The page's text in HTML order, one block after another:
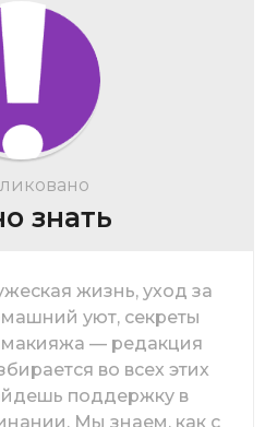
знать
жизнь, уход за
уют, секреты
макияжа — редакция
во всех этих
поддержку в
Мы знаем, как с